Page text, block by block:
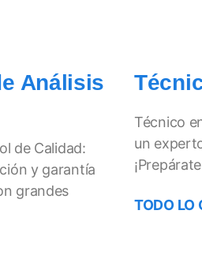
Análisis
de Calidad:
y garantía
grandes
Técnico
un
TODO LO